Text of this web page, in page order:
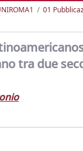
01
tra due